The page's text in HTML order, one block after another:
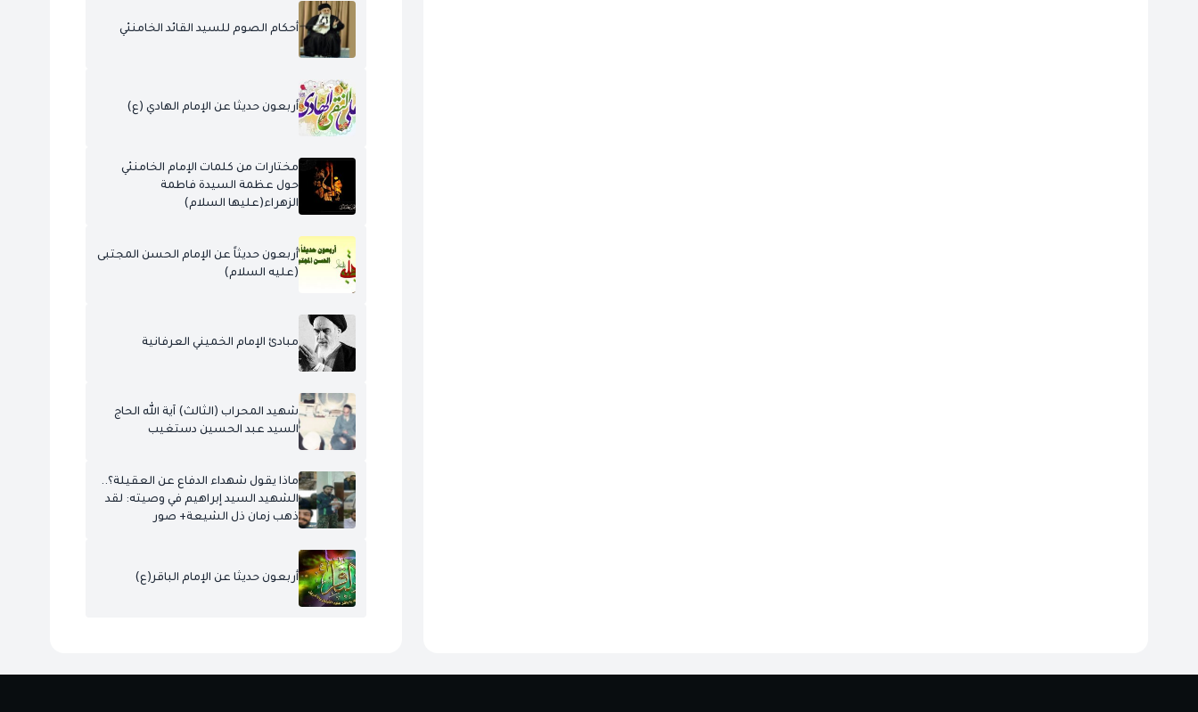
أحكام الصوم للسيد القائد الخامنئي
أربعون حديثا عن الإمام الهادي (ع)
مختارات من كلمات الإمام الخامنئي
حول عظمة السيدة فاطمة
الزهراء(عليها السلام)
أربعون حديثاً عن الإمام الحسن المجتبى
(عليه السلام)
مبادئ الإمام الخميني العرفانية
شهيد المحراب (الثالث) آية الله الحاج
السيد عبد الحسين دستغيب
ماذا يقول شهداء الدفاع عن العقيلة؟..
الشهيد السيد إبراهيم في وصيته: لقد
ذهب زمان ذل الشيعة+ صور
أربعون حديثا عن الإمام الباقر(ع)